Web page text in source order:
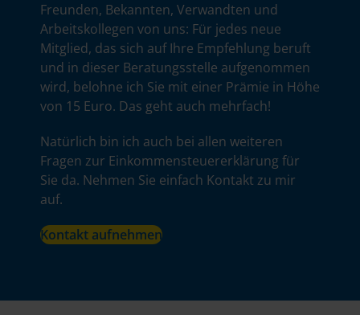
Freunden, Bekannten, Verwandten und
Arbeitskollegen von uns: Für jedes neue
Mitglied, das sich auf Ihre Empfehlung beruft
und in dieser Beratungsstelle aufgenommen
wird, belohne ich Sie mit einer Prämie in Höhe
von 15 Euro. Das geht auch mehrfach!
Natürlich bin ich auch bei allen weiteren
Fragen zur Einkommensteuererklärung für
Sie da. Nehmen Sie einfach Kontakt zu mir
auf.
Kontakt aufnehmen